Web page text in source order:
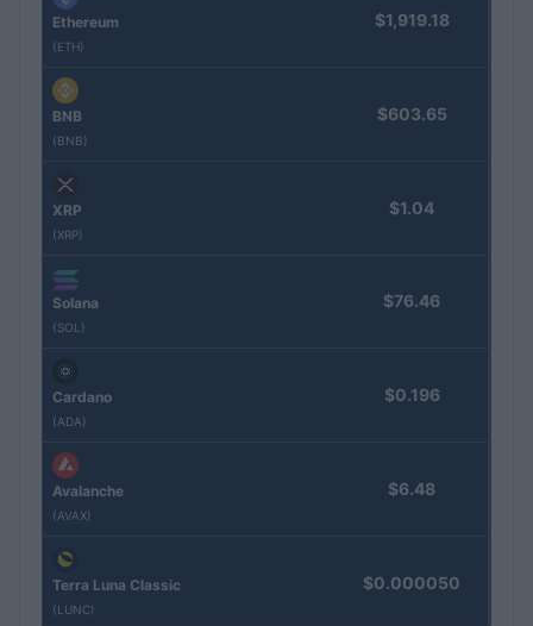
Ethereum
(ETH)
$1,919.18
BNB
(BNB)
$603.65
XRP
(XRP)
$1.04
Solana
(SOL)
$76.46
Cardano
(ADA)
$0.196
Avalanche
(AVAX)
$6.48
Terra Luna Classic
(LUNC)
$0.000050